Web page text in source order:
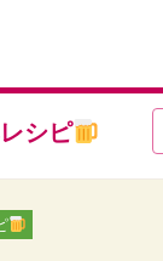
シピ